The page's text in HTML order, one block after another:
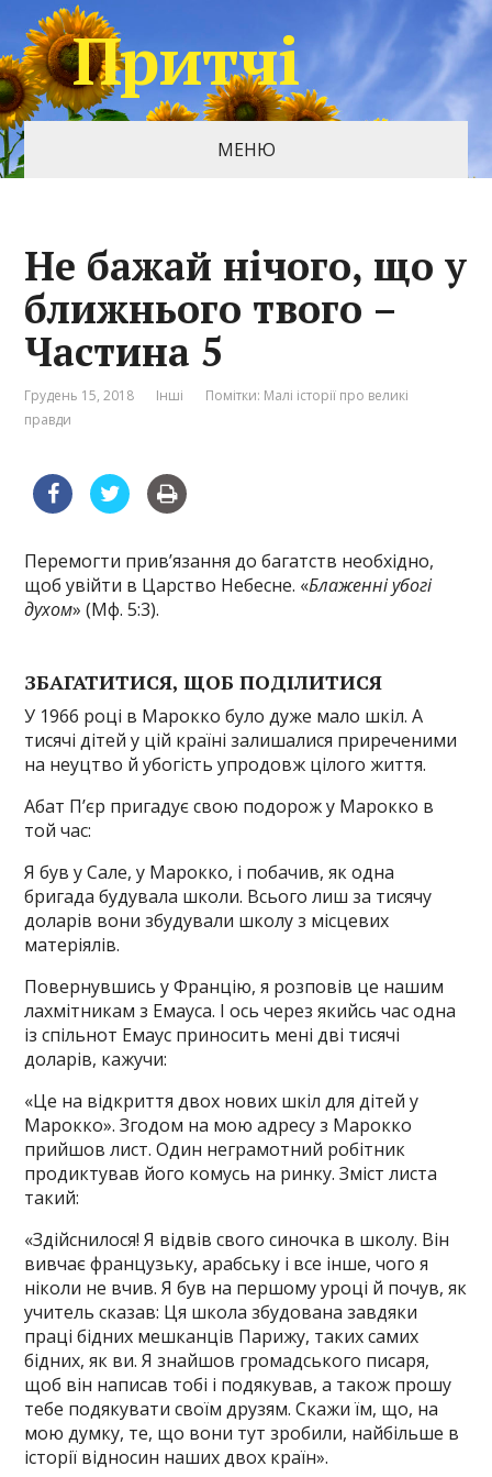
Притчі
МЕНЮ
Не бажай нічого, що у
ближнього твого –
Частина 5
Грудень 15, 2018 Інші Помітки: Малі історії про великі
правди
Перемогти прив’язання до багатств необхідно,
щоб увійти в Царство Небесне. «Блаженні убогі
духом» (Мф. 5:3).
ЗБАГАТИТИСЯ, ЩОБ ПОДІЛИТИСЯ
У 1966 році в Марокко було дуже мало шкіл. А
тисячі дітей у цій країні залишалися приреченими
на неуцтво й убогість упродовж цілого життя.
Абат П’єр пригадує свою подорож у Марокко в
той час:
Я був у Сале, у Марокко, і побачив, як одна
бригада будувала школи. Всього лиш за тисячу
доларів вони збудували школу з місцевих
матеріялів.
Повернувшись у Францію, я розповів це нашим
лахмітникам з Емауса. І ось через якийсь час одна
із спільнот Емаус приносить мені дві тисячі
доларів, кажучи:
«Це на відкриття двох нових шкіл для дітей у
Марокко». Згодом на мою адресу з Марокко
прийшов лист. Один неграмотний робітник
продиктував його комусь на ринку. Зміст листа
такий:
«Здійснилося! Я відвів свого синочка в школу. Він
вивчає французьку, арабську і все інше, чого я
ніколи не вчив. Я був на першому уроці й почув, як
учитель сказав: Ця школа збудована завдяки
праці бідних мешканців Парижу, таких самих
бідних, як ви. Я знайшов громадського писаря,
щоб він написав тобі і подякував, а також прошу
тебе подякувати своїм друзям. Скажи їм, що, на
мою думку, те, що вони тут зробили, найбільше в
історії відносин наших двох країн».